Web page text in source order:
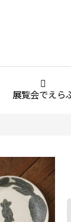
展覧会でえら